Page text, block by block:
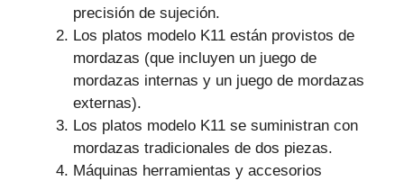
precisión de sujeción.
Los platos modelo K11 están provistos de
mordazas (que incluyen un juego de
mordazas internas y un juego de mordazas
externas).
Los platos modelo K11 se suministran con
mordazas tradicionales de dos piezas.
Máquinas herramientas y accesorios